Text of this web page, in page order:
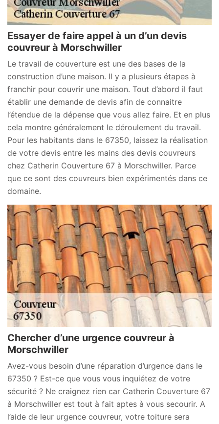
Essayer de faire appel à un d’un devis
couvreur à Morschwiller
Le travail de couverture est une des bases de la
construction d’une maison. Il y a plusieurs étapes à
franchir pour couvrir une maison. Tout d’abord il faut
établir une demande de devis afin de connaitre
l’étendue de la dépense que vous allez faire. Et en plus
cela montre généralement le déroulement du travail.
Pour les habitants dans le 67350, laissez la réalisation
de votre devis entre les mains des devis couvreurs
chez Catherin Couverture 67 à Morschwiller. Parce
que ce sont des couvreurs bien expérimentés dans ce
domaine.
Chercher d’une urgence couvreur à
Morschwiller
Avez-vous besoin d’une réparation d’urgence dans le
67350 ? Est-ce que vous vous inquiétez de votre
sécurité ? Ne craignez rien car Catherin Couverture 67
à Morschwiller est tout à fait aptes à vous secourir. A
l’aide de leur urgence couvreur, votre toiture sera